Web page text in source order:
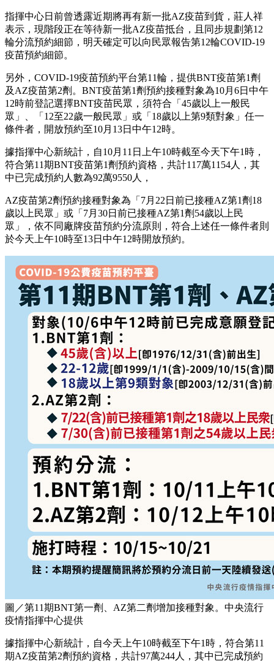
指揮中心日前曾透露近期將再有新一批AZ疫苗到貨，莊人祥
表示，現階段正在等待新一批AZ疫苗抵台，且同步規劃第12
輪分流預約細節，明天確定可以向民眾報告第12輪COVID-19
疫苗預約細節。
另外，COVID-19疫苗預約平台第11輪，提供BNT疫苗第1劑
及AZ疫苗第2劑。BNT疫苗第1劑預約接種對象為10月6日中午
12時前登記選擇BNT疫苗民眾，須符合「45歲以上一般民
眾」、「12至22歲一般民眾」或「18歲以上第9類對象」任一
條件者，開放預約至10月13日中午12時。
據指揮中心新統計，自10月11日上午10時截至今天下午1時，
符合第11期BNT疫苗第1劑預約資格，共計117萬1154人，其
中已完成預約人數為92萬9550人，
AZ疫苗第2劑預約接種對象為「7月22日前已接種AZ第1劑18
歲以上民眾」或「7月30日前已接種AZ第1劑54歲以上民
眾」，依不同廠牌疫苗預約分流原則，符合上述任一條件者則
於今天上午10時至13日中午12時開放預約。
圖／第11期BNT第一劑、AZ第二劑增加接種對象。中央流行
疫情指揮中心提供
據指揮中心新統計，自今天上午10時截至下午1時，符合第11
期AZ疫苗第2劑預約資格，共計97萬244人，其中已完成預約